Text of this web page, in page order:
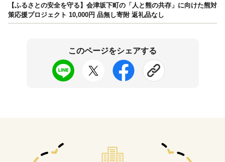
【ふるさとの安全を守る】会津坂下町の「人と熊の共存」に向けた熊対
策応援プロジェクト 10,000円 品無し寄附 返礼品なし
このページをシェアする